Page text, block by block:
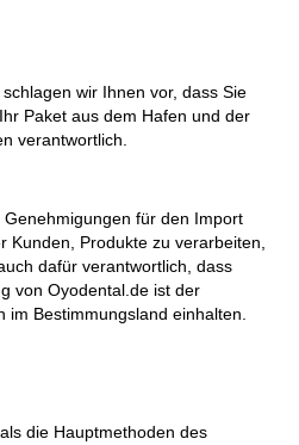
wir Ihnen vor, dass Sie
Paket aus dem Hafen und der
verantwortlich.
für den Import
Produkte zu verarbeiten,
dafür verantwortlich, dass
von Oyodental.de ist der
Bestimmungsland einhalten.
die Hauptmethoden des